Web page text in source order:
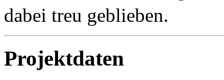
dabei treu geblieben.
Projektdaten